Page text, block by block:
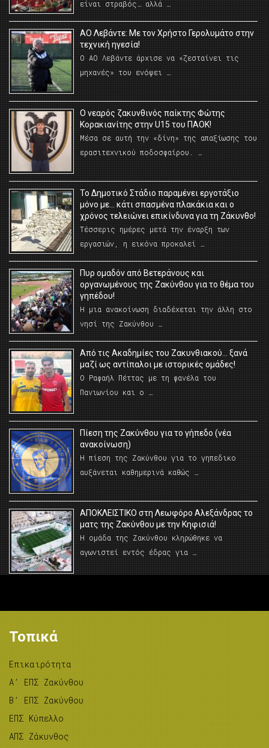
είναι στραβός… αλλά …
ΑΟ Λεβάντε: Με τον Χρήστο Γερολυμάτο στην
τεχνική ηγεσία!
Ο ΑΟ Λεβάντε άρχισε να «ζεσταίνει τις
μηχανές» του ενόψει …
O νεαρός ζακυνθινός παίκτης Φώτης
Κορακιανίτης στην U15 του ΠΑΟΚ!
Μέσα σε αυτή την «δίνη» της απαξίωσης του
ερασιτεχνικού ποδοσφαίρου. …
Το Δημοτικό Στάδιο παραμένει εργοτάξιο
μόνο με… κάτι σπασμένα πλακάκια και ο
χρόνος τελειώνει επικίνδυνα για τη Ζάκυνθο!
Τέσσερις ημέρες μετά την έναρξη των
εργασιών, η εικόνα προκαλεί …
Πυρ ομαδόν από Βετεράνους και
οργανωμένους της Ζακύνθου για το θέμα του
γηπέδου!
Η μια ανακοίνωση διαδέχεται την άλλη στο
νησί της Ζακύνθου …
Από τις Ακαδημίες του Ζακυνθιακού… ξανά
μαζί ως αντίπαλοι με ιστορικές ομάδες!
Ο Ραφαήλ Πέττας με τη φανέλα του
Πανιωνίου και ο …
Πίεση της Ζακύνθου για το γήπεδο (νέα
ανακοίνωση)
Η πίεση της Ζακύνθου για το γηπεδικο
αυξάνεται καθημερινά καθώς …
AΠΟΚΛΕΙΣΤΙΚΟ στη Λεωφόρο Αλεξάνδρας το
ματς της Ζακύνθου με την Κηφισιά!
Η ομάδα της Ζακύνθου κληρώθηκε να
αγωνιστεί εντός έδρας για …
Τοπικά
Επικαιρότητα
A’ ΕΠΣ Ζακύνθου
B’ ΕΠΣ Ζακύνθου
ΕΠΣ Κύπελλο
ΑΠΣ Ζάκυνθος